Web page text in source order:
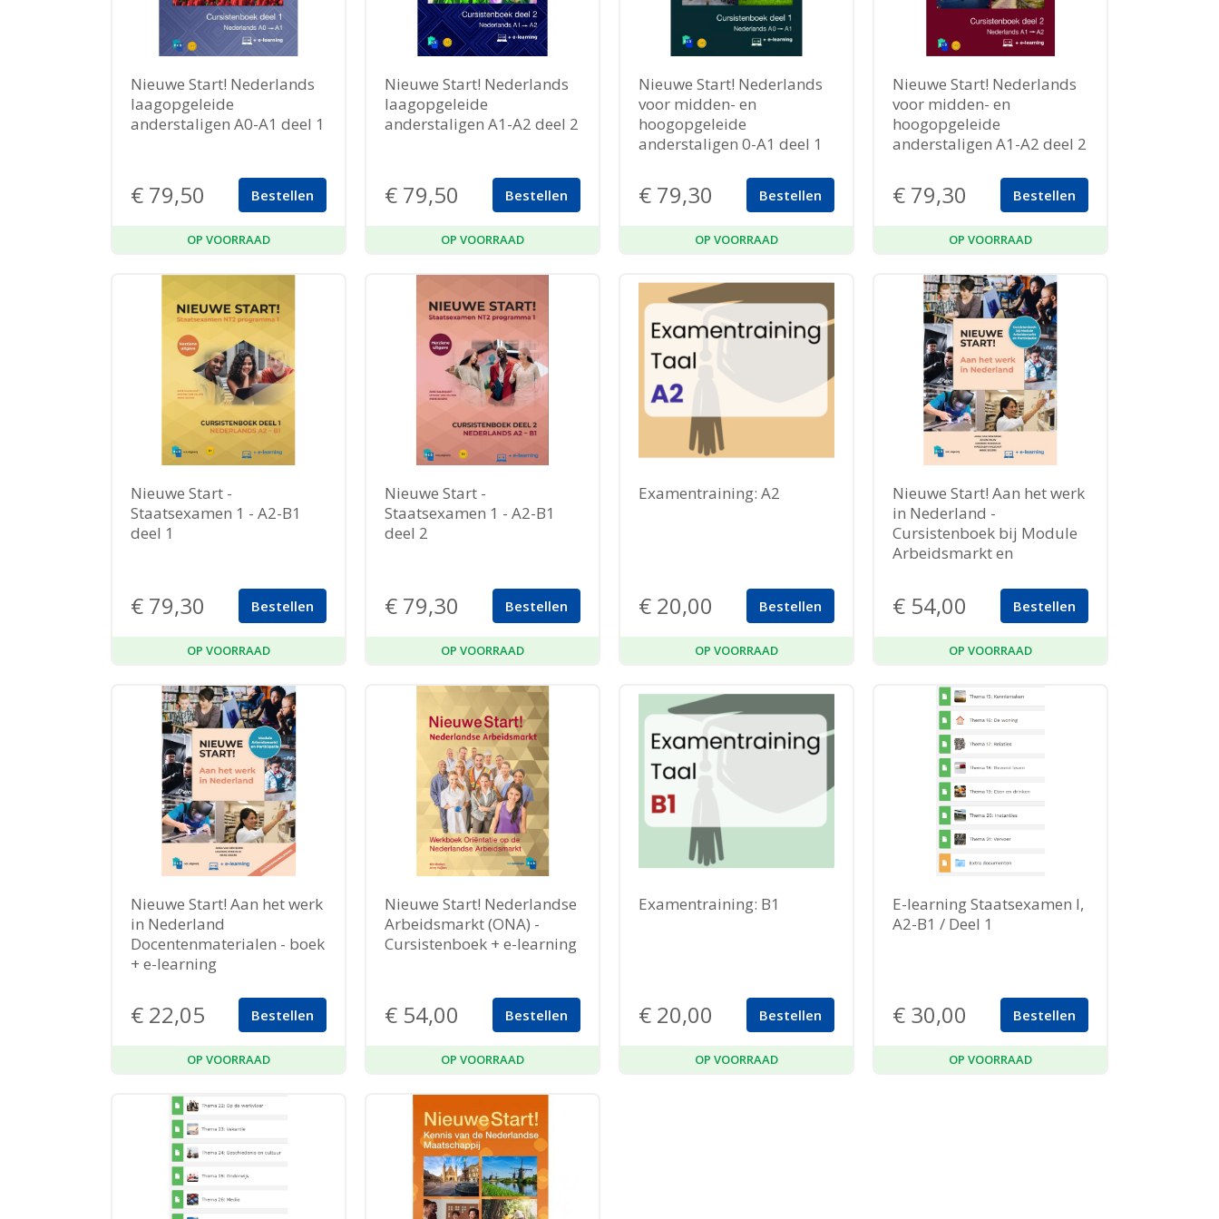
Nieuwe Start! Nederlands
laagopgeleide
anderstaligen A0-A1 deel 1
€ 79,50 Bestellen
OP VOORRAAD
Nieuwe Start! Nederlands
laagopgeleide
anderstaligen A1-A2 deel 2
€ 79,50 Bestellen
OP VOORRAAD
Nieuwe Start! Nederlands
voor midden- en
hoogopgeleide
anderstaligen 0-A1 deel 1
€ 79,30 Bestellen
OP VOORRAAD
Nieuwe Start! Nederlands
voor midden- en
hoogopgeleide
anderstaligen A1-A2 deel 2
€ 79,30 Bestellen
OP VOORRAAD
Nieuwe Start -
Staatsexamen 1 - A2-B1
deel 1
€ 79,30 Bestellen
OP VOORRAAD
Nieuwe Start -
Staatsexamen 1 - A2-B1
deel 2
€ 79,30 Bestellen
OP VOORRAAD
Examentraining: A2
€ 20,00 Bestellen
OP VOORRAAD
Nieuwe Start! Aan het werk
in Nederland -
Cursistenboek bij Module
Arbeidsmarkt en
€ 54,00 Bestellen
OP VOORRAAD
Nieuwe Start! Aan het werk
in Nederland
Docentenmaterialen - boek
+ e-learning
€ 22,05 Bestellen
OP VOORRAAD
Nieuwe Start! Nederlandse
Arbeidsmarkt (ONA) -
Cursistenboek + e-learning
€ 54,00 Bestellen
OP VOORRAAD
Examentraining: B1
€ 20,00 Bestellen
OP VOORRAAD
E-learning Staatsexamen I,
A2-B1 / Deel 1
€ 30,00 Bestellen
OP VOORRAAD